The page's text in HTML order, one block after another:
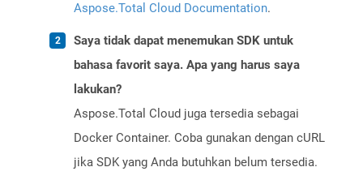
Aspose.Total Cloud Documentation.
Saya tidak dapat menemukan SDK untuk
bahasa favorit saya. Apa yang harus saya
lakukan?
Aspose.Total Cloud juga tersedia sebagai
Docker Container. Coba gunakan dengan cURL
jika SDK yang Anda butuhkan belum tersedia.